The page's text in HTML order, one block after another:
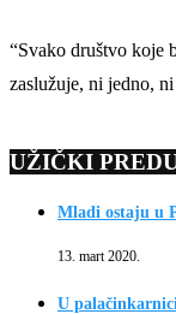
“Svako društvo koje
zaslužuje, ni jedno,
UŽIČKI
Mladi ostaju u
13. mart 2020.
U